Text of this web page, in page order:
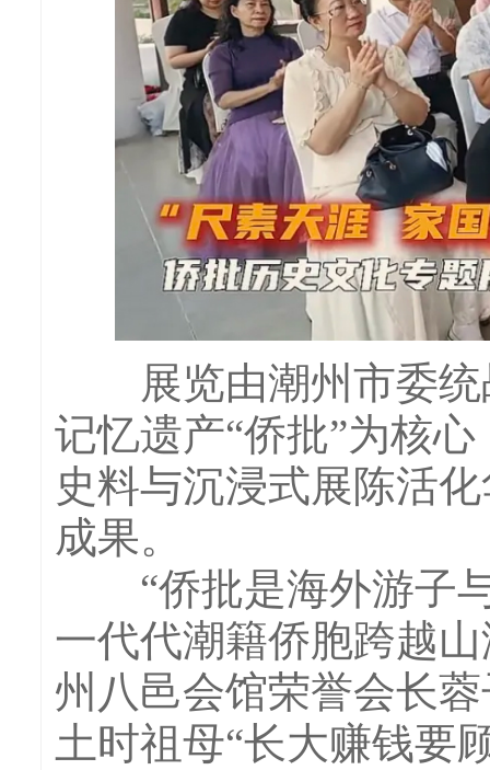
展览由潮州市委统
记忆遗产“侨批”为核
史料与沉浸式展陈活
成果。
“侨批是海外游子与
一代代潮籍侨胞跨越
州八邑会馆荣誉会长
土时祖母“长大赚钱要